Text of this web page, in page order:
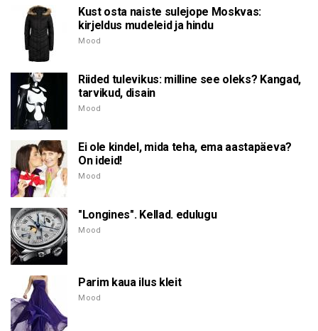
Kust osta naiste sulejope Moskvas:
kirjeldus mudeleid ja hindu
Mood
Riided tulevikus: milline see oleks? Kangad,
tarvikud, disain
Mood
Ei ole kindel, mida teha, ema aastapäeva?
On ideid!
Mood
"Longines". Kellad. edulugu
Mood
Parim kaua ilus kleit
Mood